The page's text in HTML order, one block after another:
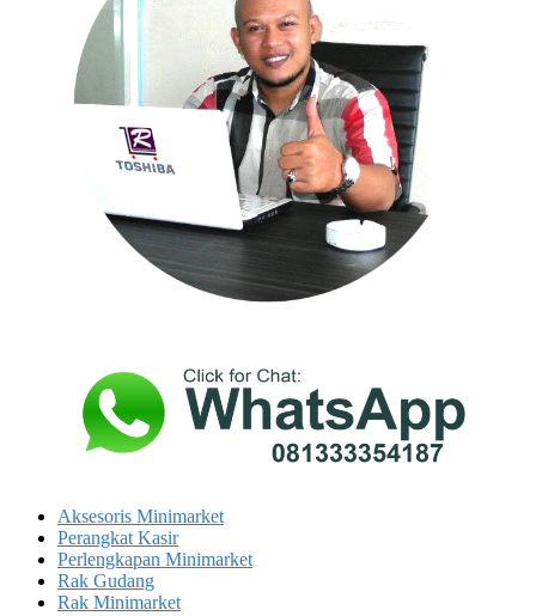
Aksesoris Minimarket
Perangkat Kasir
Perlengkapan Minimarket
Rak Gudang
Rak Minimarket